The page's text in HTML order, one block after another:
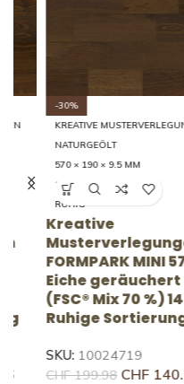
KREATIVE MUSTERVERLEGUNGEN
NATURGEÖLT
570 × 190 × 9.5 MM
14 RUHIG
RUHIG
Kreative
Musterverlegungen
FORMPARK MINI 570
Eiche geräuchert
(FSC® Mix 70 %) 14
Ruhige Sortierung*
SKU:10024719
199.98 CHF 140.21